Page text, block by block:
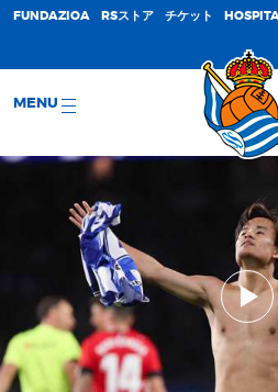
FUNDAZIOA RSストア チケット
MENU